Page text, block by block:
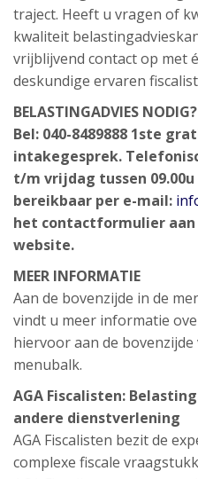
traject. Heeft u vragen of
kwaliteit
vrijblijvend contact op met
deskundige ervaren
BELASTINGADVIES NODIG?
Bel: 040-8489888 1ste
intakegesprek.
t/m vrijdag tussen 09.00u
bereikbaar per e-mail:
het contactformulier
website.
MEER INFORMATIE
Aan de bovenzijde in de
vindt u meer informatie
hiervoor aan de bovenzijde
menubalk.
AGA Fiscalisten:
andere dienstverlening
AGA Fiscalisten bezit de
complexe fiscale